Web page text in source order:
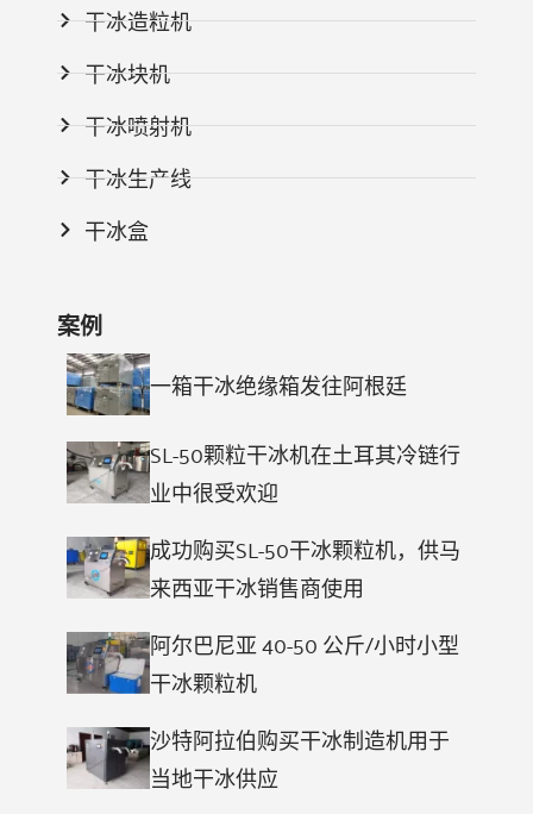
干冰造粒机
干冰块机
干冰喷射机
干冰生产线
干冰盒
案例
一箱干冰绝缘箱发往阿根廷
SL-50颗粒干冰机在土耳其冷链行
业中很受欢迎
成功购买SL-50干冰颗粒机，供马
来西亚干冰销售商使用
阿尔巴尼亚 40-50 公斤/小时小型
干冰颗粒机
沙特阿拉伯购买干冰制造机用于
当地干冰供应